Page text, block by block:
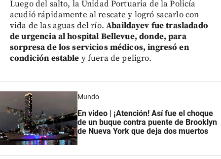
Luego del salto, la Unidad Portuaria de la Policía
acudió rápidamente al rescate y logró sacarlo con
vida de las aguas del río.Abaildayev fue trasladado
de urgencia al hospital Bellevue, donde, para
sorpresa de los servicios médicos, ingresó en
condición estable y fuera de peligro.
Mundo
En video | ¡Atención! Así fue el choque
de un buque contra puente de Brooklyn
de Nueva York que deja dos muertos